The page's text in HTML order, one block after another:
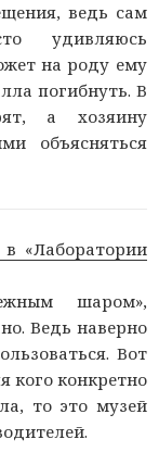
ведь сам
удивляюсь
на роду ему
погибнуть. В
а хозяину
объясняться
«Лаборатории
шаром»,
Ведь наверно
Вот
кого конкретно
то это музей